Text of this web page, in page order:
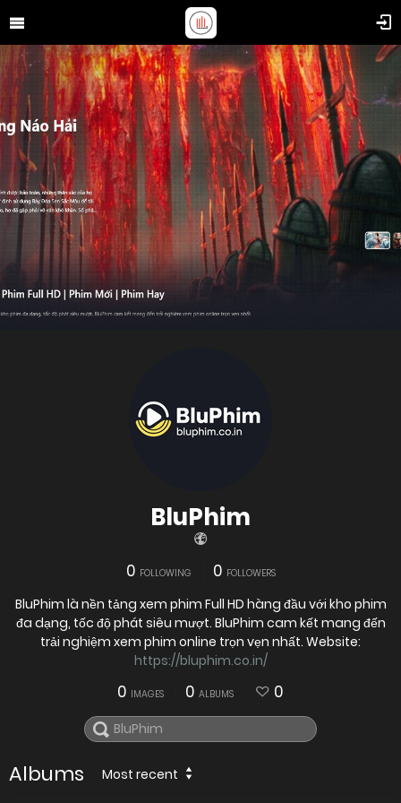
BluPhim
0 FOLLOWING 0 FOLLOWERS
BluPhim là nền tảng xem phim Full HD hàng đầu với kho phim
đa dạng, tốc độ phát siêu mượt. BluPhim cam kết mang đến
trải nghiệm xem phim online trọn vẹn nhất. Website:
https://bluphim.co.in/
0 IMAGES 0 ALBUMS 0
Albums Most recent